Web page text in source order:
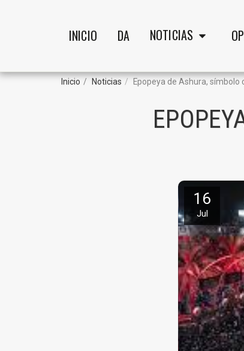
INICIO DA NOTICIAS
Inicio Noticias Epopeya de Ashura, símbolo
16
Jul